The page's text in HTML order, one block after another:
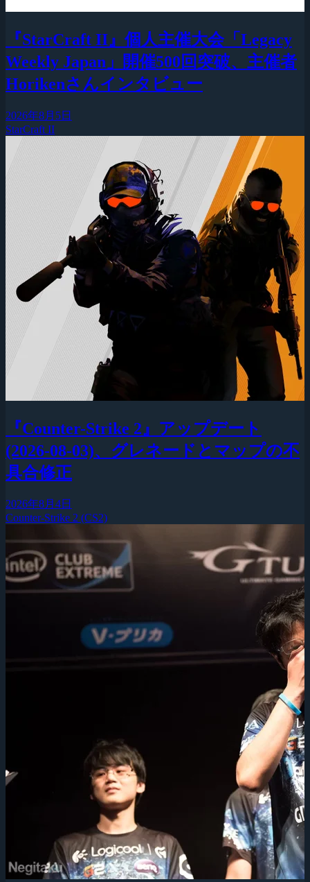
『StarCraft II』個人主催大会「Legacy
Weekly Japan」開催500回突破、主催者
Horikenさんインタビュー
2026年8月5日
StarCraft II
『Counter-Strike 2』アップデート
(2026-08-03)、グレネードとマップの不
具合修正
2026年8月4日
Counter-Strike 2 (CS2)